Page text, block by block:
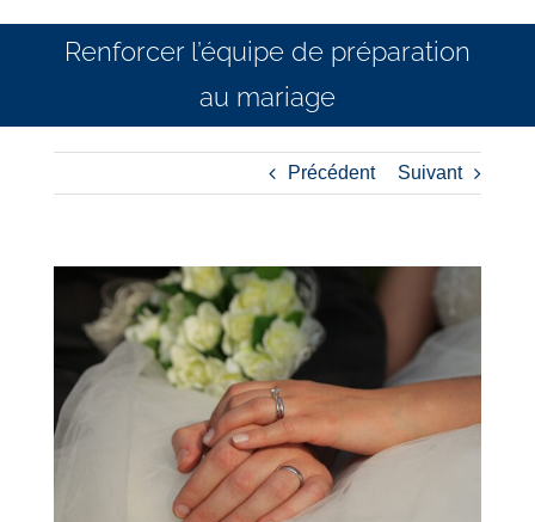
Renforcer l’équipe de préparation
au mariage
Précédent Suivant
l'image
agrandie